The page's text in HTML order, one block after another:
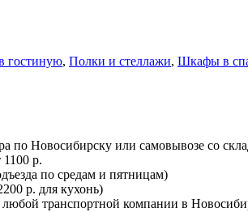
гостиную, Полки и стеллажи, Шкафы в
по Новосибирску или самовывозе со
р.
по средам и пятницам)
р. для кухонь)
любой транспортной компании в